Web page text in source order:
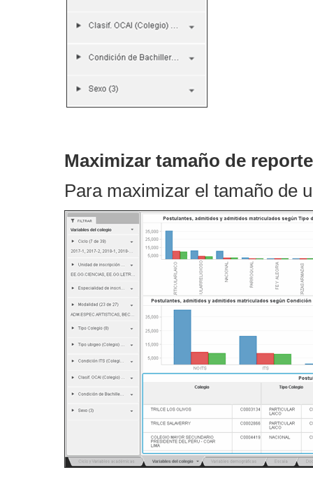
Maximizar tamaño de
Para maximizar el tamaño de